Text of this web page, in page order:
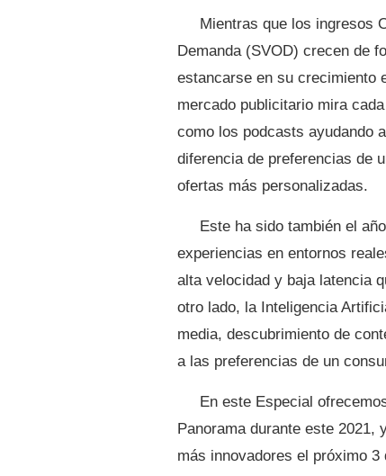
Mientras que los ingresos
Demanda (SVOD) crecen de
estancarse en su crecimiento
mercado publicitario mira
como los podcasts ayudando
diferencia de preferencias de
ofertas más personalizadas.
Este ha sido también el
experiencias en entornos
alta velocidad y baja latencia
otro lado, la Inteligencia
media, descubrimiento de
a las preferencias de un
En este Especial
Panorama durante este
más innovadores el próximo 3